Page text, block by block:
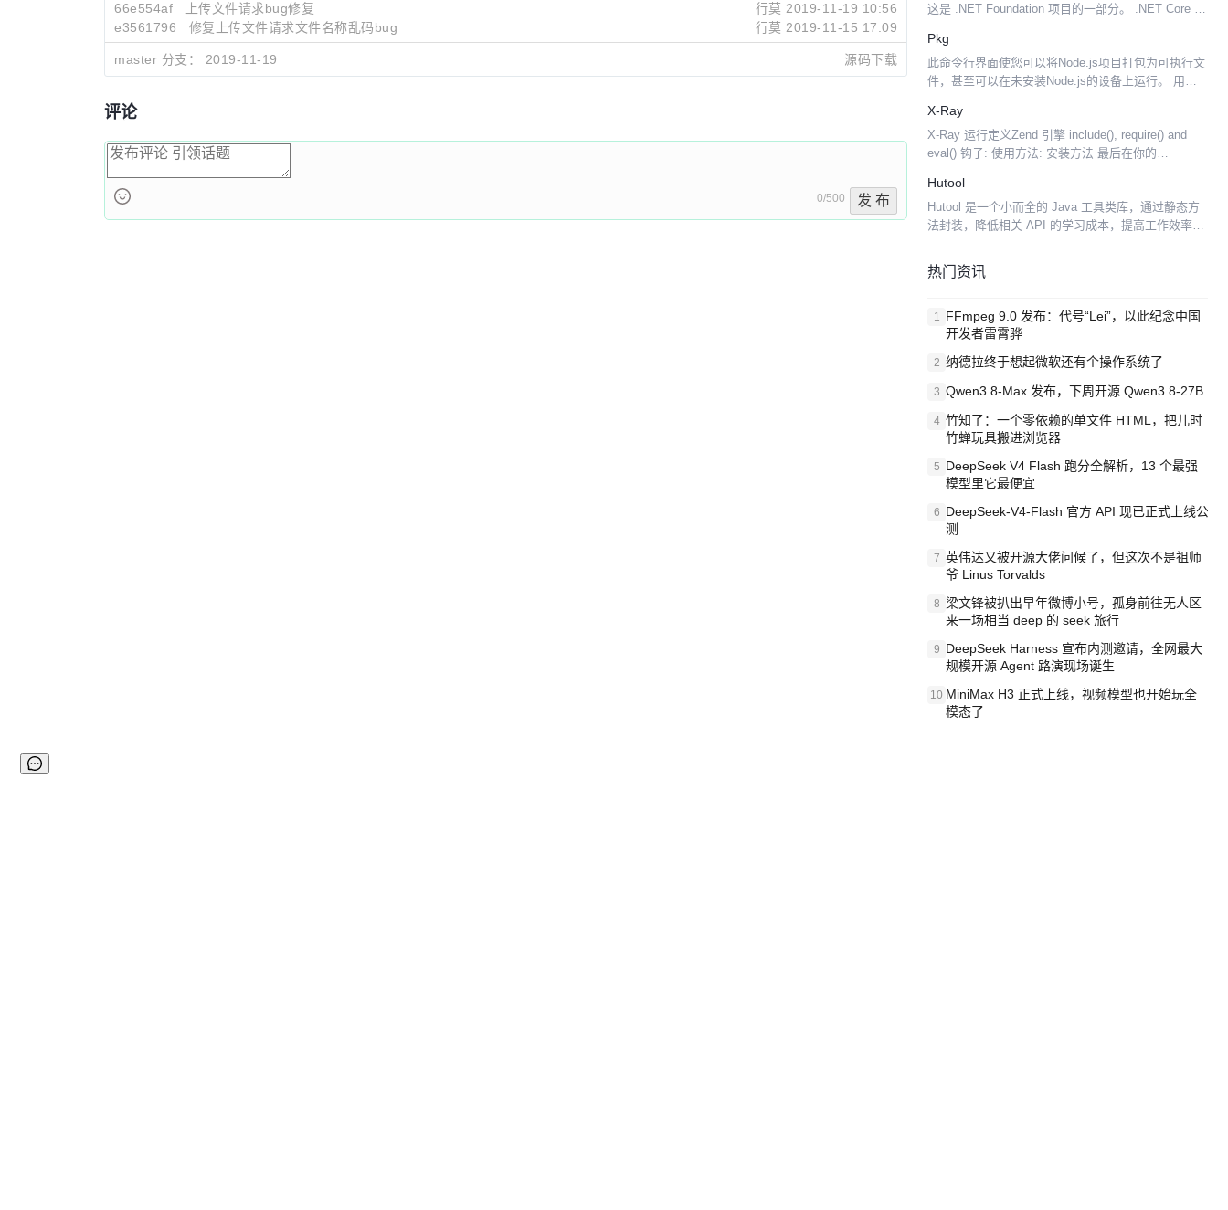
66e554af
上传文件请求bug修复 行莫 2019-11-19 10:56
e3561796
修复上传文件请求文件名称乱码bug 行莫 2019-11-15 17:09
master 分支： 2019-11-19 源码下载
评论
0/500 发 布
这是 .NET Foundation 项目的一部分。 .NET Core 包
Pkg
此命令行界面使您可以将Node.js项目打包为可执行文
件，甚至可以在未安装Node.js的设备上运行。 用例
源的情况下制作应用的演示/评估/试用版 立...
X-Ray
X-Ray 运行定义Zend 引擎 include(), require() and
eval() 钩子: 使用方法: 安装方法 最后在你的
Hutool
Hutool 是一个小而全的 Java 工具类库，通过静态方
法封装，降低相关 API 的学习成本，提高工作效率，
以“甜甜的”。Hutool ...
热门资讯
1 FFmpeg 9.0 发布：代号“Lei”，以此纪念中国
开发者雷霄骅
2 纳德拉终于想起微软还有个操作系统了
3 Qwen3.8-Max 发布，下周开源 Qwen3.8-27B
4 竹知了：一个零依赖的单文件 HTML，把儿时
竹蝉玩具搬进浏览器
5 DeepSeek V4 Flash 跑分全解析，13 个最强
模型里它最便宜
6 DeepSeek-V4-Flash 官方 API 现已正式上线公
测
7 英伟达又被开源大佬问候了，但这次不是祖师
爷 Linus Torvalds
8 梁文锋被扒出早年微博小号，孤身前往无人区
来一场相当 deep 的 seek 旅行
9 DeepSeek Harness 宣布内测邀请，全网最大
规模开源 Agent 路演现场诞生
10 MiniMax H3 正式上线，视频模型也开始玩全
模态了